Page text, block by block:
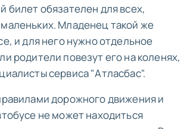
билет обязателен для всех,
Младенец такой же
и для него нужно отдельное
родители повезут его на коленях,
сервиса "Атласбас".
дорожного движения и
не может находиться